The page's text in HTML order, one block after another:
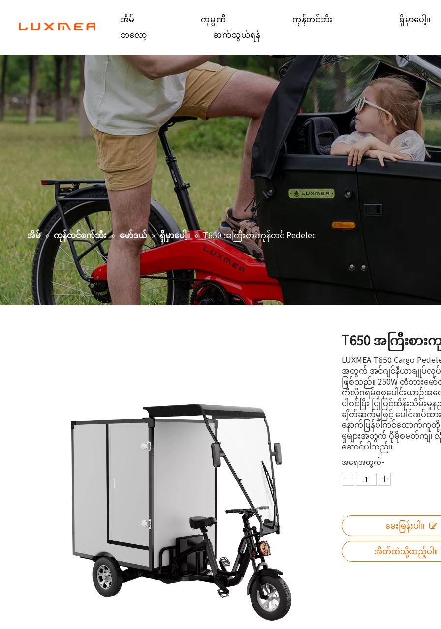
အိမ် ကုမ္ပဏီ ကုန်တင်ဘီး ရှိမှာပေါ့။
ဘလော့
ဆက်သွယ်ရန်
အိမ် » ကုန်တင်စက်ဘီး » မော်ဒယ် » ရှိမှာပေါ့။ » T650 အကြီးစားကုန်တင် Pedelec
T650 အကြီးစား
LUXMEA T650 Cargo
အတွက် အင်ဂျင်နီယာချုပ်လု
ဖြစ်သည်။ 250W တံတားမေ
ကီလိုဂရမ်စုစုပေါင်းယာဉ်အလ
ပါဝင်ပြီး ပြုပြင်ထိန်းသိ
ချိတ်ဆက်မှုဖြင့် ပေါင်းစပ်ထား
နောက်ပြန်ပါကင်ထောက်ကူ
မှုများအတွက် ပိုမိုစမတ်ကျ၊
ဆောင်ပါသည်။
အရေအတွက်-
မေးမြန်းပါ။
အိတ်ထဲသို့ထည့်ပါ။